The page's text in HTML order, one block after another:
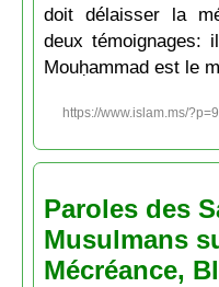
doit délaisser la
deux témoignages:
Mouḥammad est le
https://www.islam.ms/?p=9
Paroles des
Musulmans
Mécréance,